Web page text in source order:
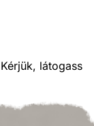
látogass